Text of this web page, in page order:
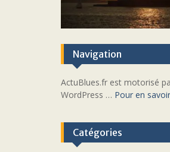
Navigation
ActuBlues.fr est motorisé
WordPress … Pour en
Catégories